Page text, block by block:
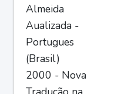
Almeida
Aualizada -
Portugues
(Brasil)
2000 - Nova